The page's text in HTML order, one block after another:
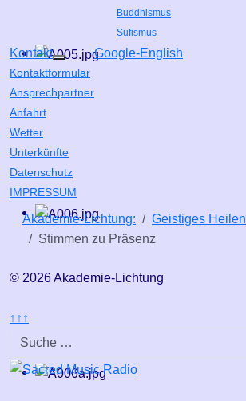
Buddhismus
Sufismus
Kontakt
Weitere Informationen: Kontakt
Kontaktformular
Ansprechpartner
Anfahrt
Wetter
Unterkünfte
Datenschutz
IMPRESSUM
Google-English
Akademie-Lichtung:
Geistiges Heilen
Stimmen zu Präsenz
© 2026 Akademie-Lichtung
↑↑↑
Suchen